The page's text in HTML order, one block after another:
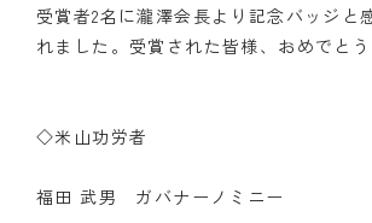
受賞者2名に瀧澤会長より記念バッジと
れました。受賞された皆様、おめでとう
◇米山功労者
福田 武男 ガバナーノミニー